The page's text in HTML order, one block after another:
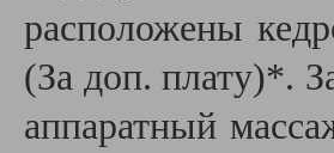
расположены
(За доп. плату)*.
аппаратный